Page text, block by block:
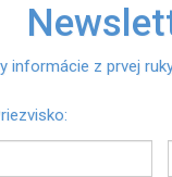
informácie z prvej